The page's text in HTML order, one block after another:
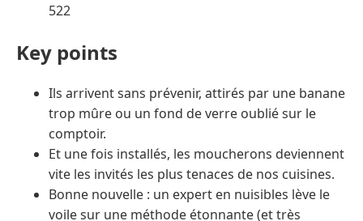
522
Key points
Ils arrivent sans prévenir, attirés par une banane
trop mûre ou un fond de verre oublié sur le
comptoir.
Et une fois installés, les moucherons deviennent
vite les invités les plus tenaces de nos cuisines.
Bonne nouvelle : un expert en nuisibles lève le
voile sur une méthode étonnante (et très